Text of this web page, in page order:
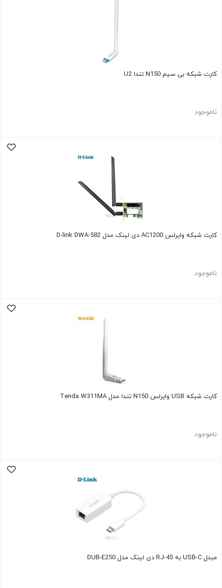
کارت شبکه بی سیم N150 تندا U2
ناموجود
کارت شبکه وایرلس AC1200 دی لینک مدل D-link DWA-582
ناموجود
کارت شبکه USB وایرلس N150 تندا مدل Tenda W311MA
ناموجود
مبدل USB-C به RJ-45 دی لینک مدل DUB-E250